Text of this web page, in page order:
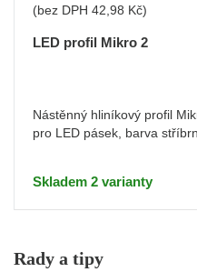
(bez DPH 42,98 Kč)
LED profil Mikro 2
Nástěnný hliníkový profil
pro LED pásek, barva
Skladem 2 varianty
Rady a tipy